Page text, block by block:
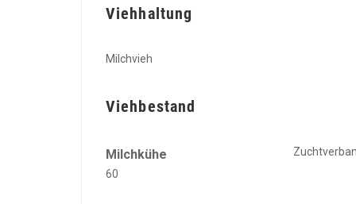
Viehhaltung
Milchvieh
Viehbestand
Milchkühe
60